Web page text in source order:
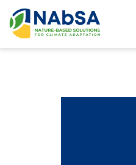
Saltar
contenido